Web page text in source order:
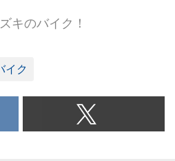
キのバイク！
イク